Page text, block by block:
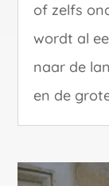
of zelfs
wordt al
naar de
en de